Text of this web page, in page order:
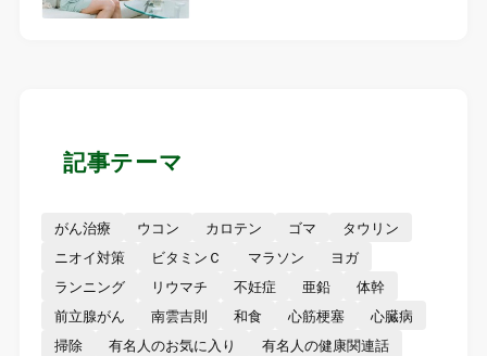
記事テーマ
がん治療 ウコン カロテン ゴマ
タウリン
ニオイ対策
ビタミンＣ マラソン
ヨガ
ランニング
リウマチ 不妊症 亜鉛
体幹
前立腺がん
南雲吉則 和食 心筋梗塞
心臓病
掃除
有名人のお気に入り
有名人の健康関連話